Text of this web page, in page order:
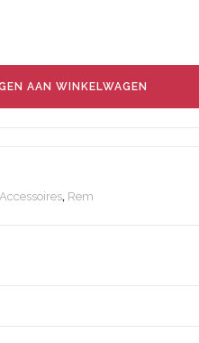
AAN WINKELWAGEN
, Rem